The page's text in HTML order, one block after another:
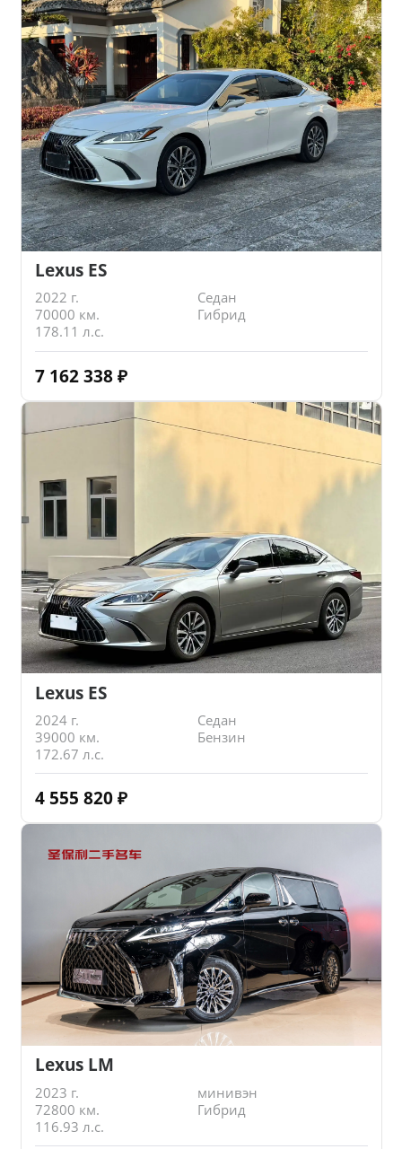
Lexus ES
2022 г.
Седан
70000 км.
Гибрид
178.11 л.с.
7 162 338 ₽
Lexus ES
2024 г.
Седан
39000 км.
Бензин
172.67 л.с.
4 555 820 ₽
Lexus LM
2023 г.
минивэн
72800 км.
Гибрид
116.93 л.с.